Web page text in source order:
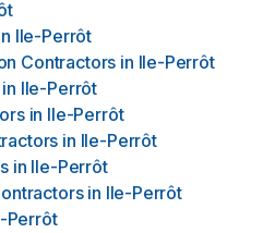
Ile-Perrôt
Contractors in Ile-Perrôt
in Ile-Perrôt
in Ile-Perrôt
in Ile-Perrôt
in Ile-Perrôt
in Ile-Perrôt
Perrôt